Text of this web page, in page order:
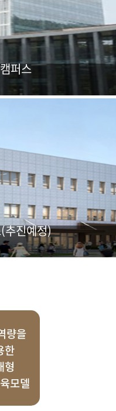
퍼스
추진예정)
량을
한
형
모델